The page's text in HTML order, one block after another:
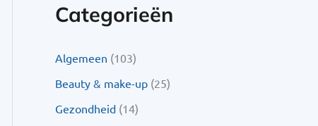
Categorieën
Algemeen (103)
Beauty & make-up (25)
Gezondheid (14)